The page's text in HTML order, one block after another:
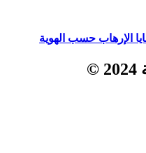
الإرهاب حسب الهوية